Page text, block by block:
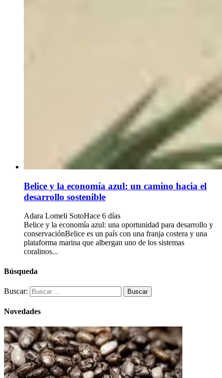
Belice y la economía azul: un camino hacia el
desarrollo sostenible
Adara Lomeli SotoHace 6 días
Belice y la economía azul: una oportunidad para desarrollo y
conservaciónBelice es un país con una franja costera y una
plataforma marina que albergan uno de los sistemas
coralinos...
Búsqueda
Buscar:
Novedades